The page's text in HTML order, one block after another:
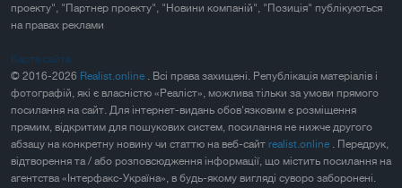
проекту", "Партнер проекту", "Новини компаній", "Позиція" публікуються
на правах реклами
Карта сайта
© 2016-2026 Realist.online . Всі права захищені. Републікація матеріалів і
фотографій, які є власністю «Реаліст», можлива тільки за умови прямого
посилання на сайт. Для інтернет-видань обов'язковим є розміщення
прямим, відкритим для пошукових систем, посилання не нижче другого
абзацу на конкретну новину чи статтю на веб-сайт realist.online . Передрук,
відтворення та / або розповсюдження інформації, що містить посилання на
агентства «Інтерфакс-Україна», в будь-якому вигляді суворо заборонені.